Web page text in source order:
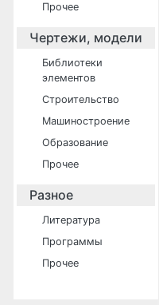
Прочее
Чертежи, модели
Библиотеки
элементов
Строительство
Машиностроение
Образование
Прочее
Разное
Литература
Программы
Прочее